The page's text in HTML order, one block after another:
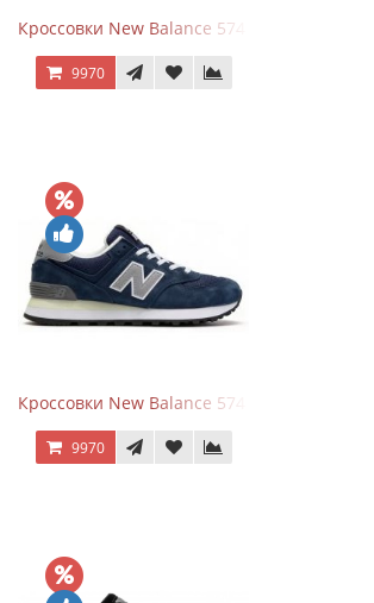
Кроссовки New Balance 574 Silver Summer
9970
Кроссовки New Balance 574 Classic Blue
9970